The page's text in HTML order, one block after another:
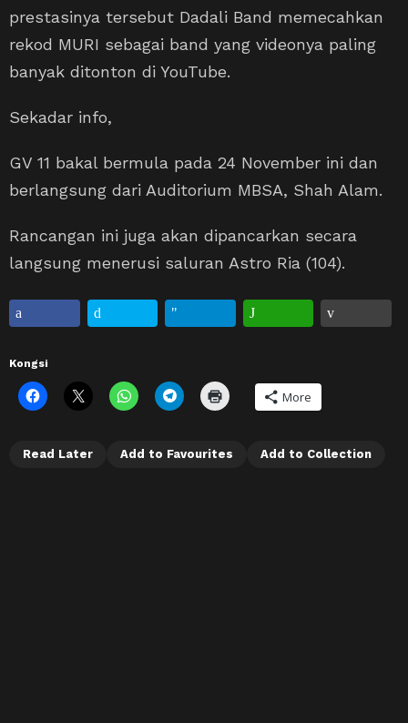
prestasinya tersebut Dadali Band memecahkan
rekod MURI sebagai band yang videonya paling
banyak ditonton di YouTube.
Sekadar info,
GV 11 bakal bermula pada 24 November ini dan
berlangsung dari Auditorium MBSA, Shah Alam.
Rancangan ini juga akan dipancarkan secara
langsung menerusi saluran Astro Ria (104).
Kongsi
More
Read Later Add to Favourites Add to Collection